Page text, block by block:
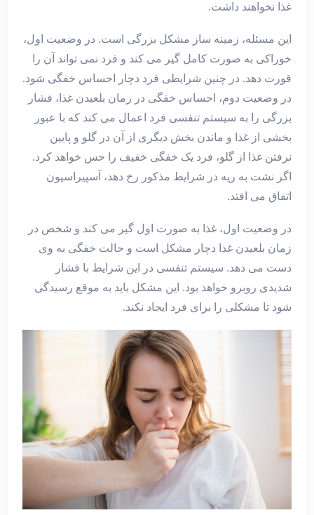
غذا نخواهند داشت.
این مسئله، زمینه ساز مشکل بزرگی است. در وضعیت اول،
خوراکی به صورت کامل گیر می کند و فرد نمی تواند آن را
قورت دهد. در چنین شرایطی فرد دچار احساس خفگی شود.
در وضعیت دوم، احساس خفگی در زمان بلعیدن غذا، فشار
بزرگی را به سیستم تنفسی فرد اعمال می کند که با عبور
بخشی از غذا و ماندن بخش دیگری از آن در گلو و پایین
نرفتن غذا از گلو، فرد یک خفگی خفیف را حس خواهد کرد.
اگر نشت به ریه در شرایط مذکور رخ دهد، آسپیراسیون
اتفاق می افتد.
در وضعیت اول، غذا به صورت اول گیر می کند و شخص در
زمان بلعیدن غذا دچار مشکل است و حالت خفگی به وی
دست می دهد. سیستم تنفسی در این شرایط با فشار
شدیدی روبرو خواهد بود. این مشکل باید به موقع رسیدگی
شود تا مشکلی را برای فرد ایجاد نکند.